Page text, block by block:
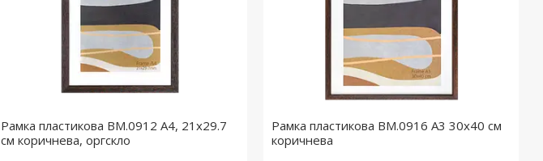
Рамка пластикова BM.0912 А4, 21х29.7
см коричнева, оргскло
Рамка пластикова BM.0916 А3 30х40 см
коричнева